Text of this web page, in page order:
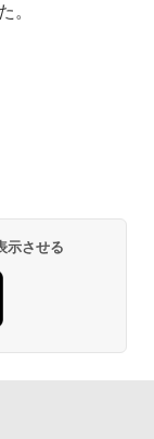
。
示させる